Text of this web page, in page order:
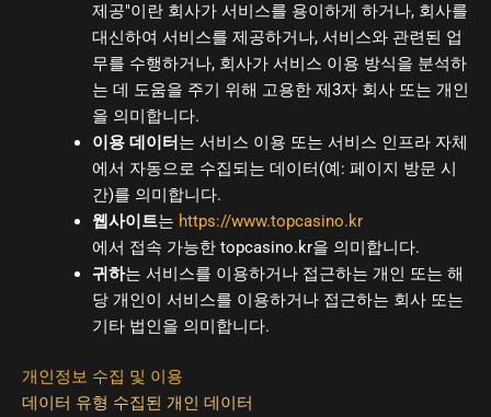
제공"이란 회사가 서비스를 용이하게 하거나, 회사를
대신하여 서비스를 제공하거나, 서비스와 관련된 업
무를 수행하거나, 회사가 서비스 이용 방식을 분석하
는 데 도움을 주기 위해 고용한 제3자 회사 또는 개인
을 의미합니다.
이용 데이터는 서비스 이용 또는 서비스 인프라 자체
에서 자동으로 수집되는 데이터(예: 페이지 방문 시
간)를 의미합니다.
웹사이트는 https://www.topcasino.kr
에서 접속 가능한 topcasino.kr을 의미합니다.
귀하는 서비스를 이용하거나 접근하는 개인 또는 해
당 개인이 서비스를 이용하거나 접근하는 회사 또는
기타 법인을 의미합니다.
개인정보 수집 및 이용
데이터 유형 수집된 개인 데이터